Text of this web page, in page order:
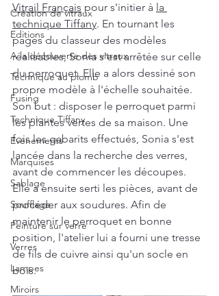
Création de vitraux
Editions
A la découverte des vitraux
Technique au plomb
Fusing
Technique Tiffany
Evénements
Marquises
Sablage
Soufflage
Peinture sur verre
Verres
Lampes
Miroirs
Vitrail Français pour s'initier à la
technique Tiffany. En tournant les
pages du classeur des modèles
réalisables, Sonia s'est arrêtée sur celle
du perroquet. Elle a alors dessiné son
propre modèle à l'échelle souhaitée.
Son but : disposer le perroquet parmi
les plantes vertes de sa maison. Une
fois les gabarits effectués, Sonia s'est
lancée dans la recherche des verres,
avant de commencer les découpes.
Elle a ensuite serti les pièces, avant de
procéder aux soudures. Afin de
maintenir le perroquet en bonne
position, l'atelier lui a fourni une tresse
de fils de cuivre ainsi qu'un socle en
bois.